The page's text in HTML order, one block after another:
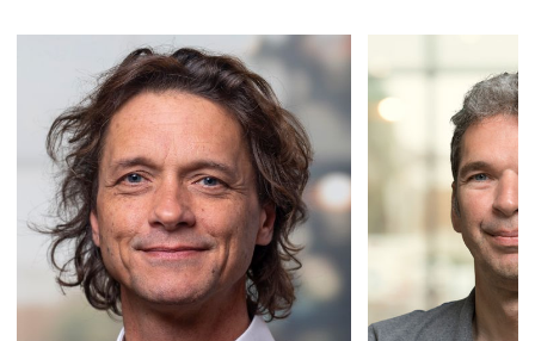
u
w
v
n
s
e
r
navigatie
over
(Neem
contact
met
ons
op)